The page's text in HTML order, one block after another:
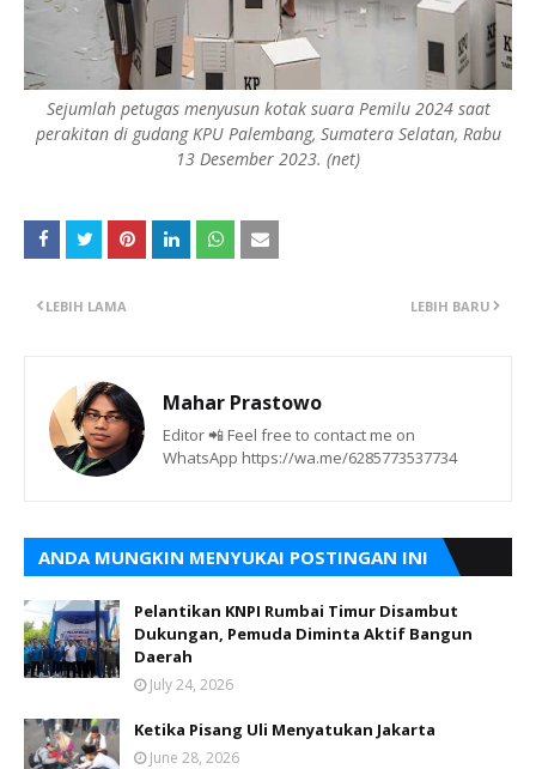
Sejumlah petugas menyusun kotak suara Pemilu 2024 saat
perakitan di gudang KPU Palembang, Sumatera Selatan, Rabu
13 Desember 2023. (net)
LEBIH BARU
LEBIH LAMA
Mahar Prastowo
Editor 📲 Feel free to contact me on
WhatsApp https://wa.me/6285773537734
ANDA MUNGKIN MENYUKAI POSTINGAN INI
Pelantikan KNPI Rumbai Timur Disambut
Dukungan, Pemuda Diminta Aktif Bangun
Daerah
July 24, 2026
Ketika Pisang Uli Menyatukan Jakarta
June 28, 2026